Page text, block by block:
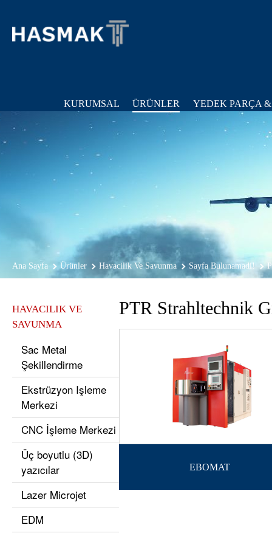
KURUMSAL ÜRÜNLER YEDEK PARÇA &
Ana Sayfa Ürünler Havacilik Ve Savunma Sayfa Bulunamadi!
PTR Strahltechnik
EBOMAT
HAVACILIK VE
SAVUNMA
Sac Metal
Şekillendirme
Ekstrüzyon Işleme
Merkezi
CNC İşleme Merkezi
Üç boyutlu (3D)
yazıcılar
Lazer Microjet
EDM